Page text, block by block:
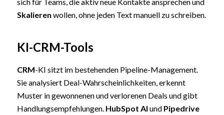
Skalieren wollen, ohne jeden Text manuell zu schreiben.
KI-CRM-Tools
CRM-KI sitzt im bestehenden Pipeline-Management.
Sie analysiert Deal-Wahrscheinlichkeiten, erkennt
Muster in gewonnenen und verlorenen Deals und gibt
Handlungsempfehlungen. HubSpot AI und Pipedrive